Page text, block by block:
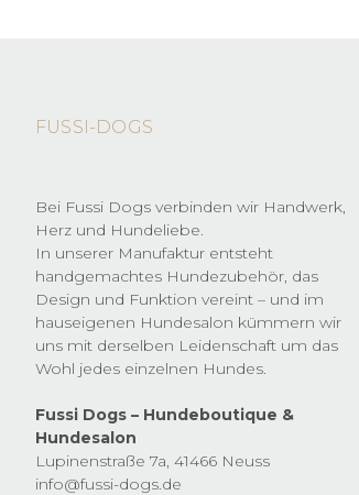
FUSSI-DOGS
Bei Fussi Dogs verbinden wir Handwerk,
Herz und Hundeliebe.
In unserer Manufaktur entsteht
handgemachtes Hundezubehör, das
Design und Funktion vereint – und im
hauseigenen Hundesalon kümmern wir
uns mit derselben Leidenschaft um das
Wohl jedes einzelnen Hundes.
Fussi Dogs – Hundeboutique &
Hundesalon
Lupinenstraße 7a, 41466 Neuss
info@fussi-dogs.de